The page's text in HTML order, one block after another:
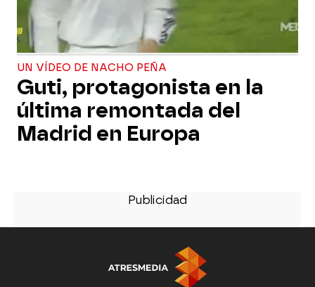
UN VÍDEO DE NACHO PEÑA
Guti, protagonista en la
última remontada del
Madrid en Europa